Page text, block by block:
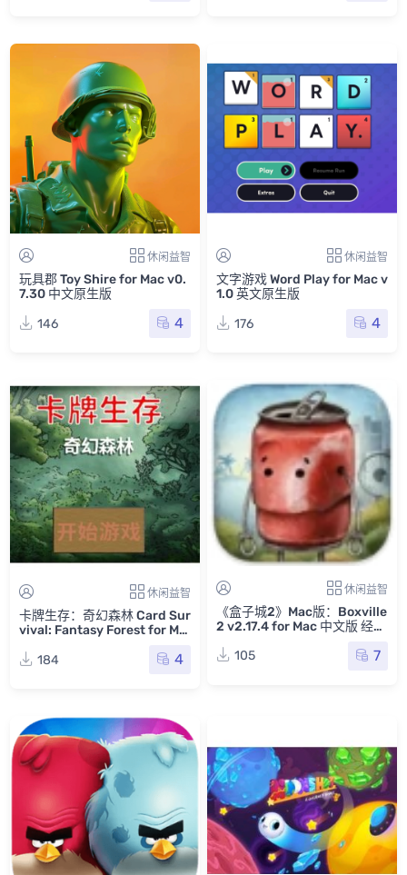
休闲益智
玩具郡 Toy Shire for Mac v0.
7.30 中文原生版
146
4
休闲益智
文字游戏 Word Play for Mac v
1.0 英文原生版
176
4
休闲益智
卡牌生存：奇幻森林 Card Sur
vival: Fantasy Forest for Ma
184
4
休闲益智
《盒子城2》Mac版：Boxville
2 v2.17.4 for Mac 中文版 经典
105
7